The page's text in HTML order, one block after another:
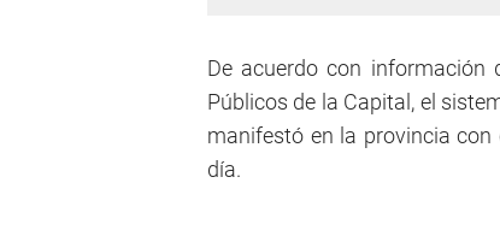
De acuerdo con información
Públicos de la Capital, el
manifestó en la provincia con
día.